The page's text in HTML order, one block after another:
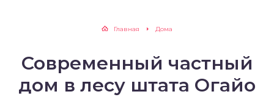
Главная Дома
Современный частный
дом в лесу штата Огайо